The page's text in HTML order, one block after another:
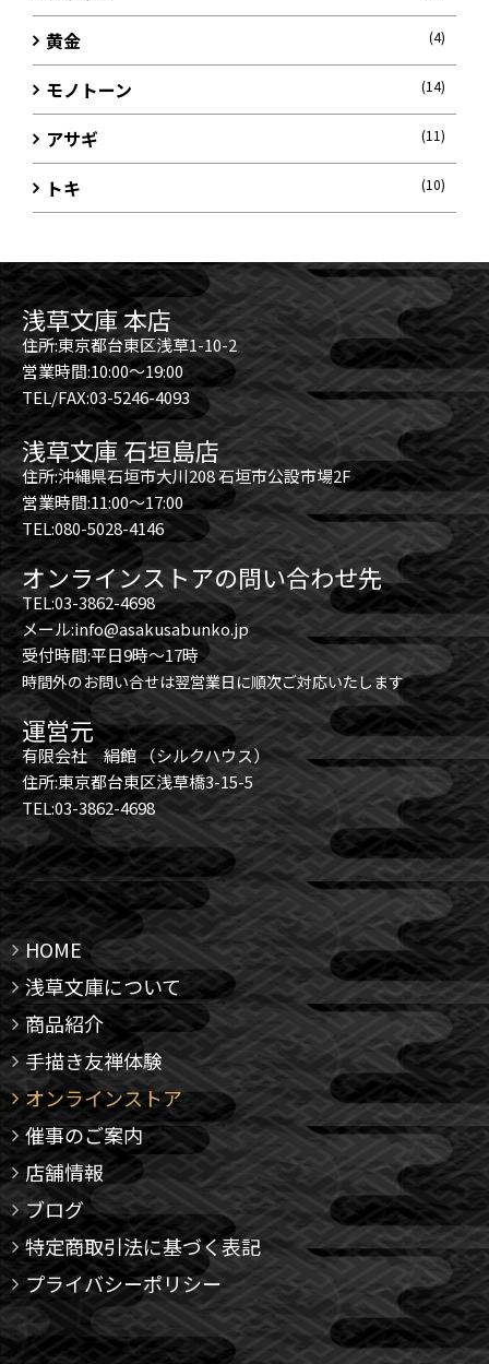
黄金 (4)
モノトーン (14)
アサギ (11)
トキ (10)
浅草文庫 本店
住所:東京都台東区浅草1-10-2
営業時間:10:00～19:00
TEL/FAX:03-5246-4093
浅草文庫 石垣島店
住所:沖縄県石垣市大川208 石垣市公設市場2F
営業時間:11:00～17:00
TEL:080-5028-4146
オンラインストアの問い合わせ先
TEL:03-3862-4698
メール:info@asakusabunko.jp
受付時間:平日9時～17時
時間外のお問い合せは翌営業日に順次ご対応いたします
運営元
有限会社 絹館 （シルクハウス）
住所:東京都台東区浅草橋3-15-5
TEL:03-3862-4698
HOME
浅草文庫について
商品紹介
手描き友禅体験
オンラインストア
催事のご案内
店舗情報
ブログ
特定商取引法に基づく表記
プライバシーポリシー